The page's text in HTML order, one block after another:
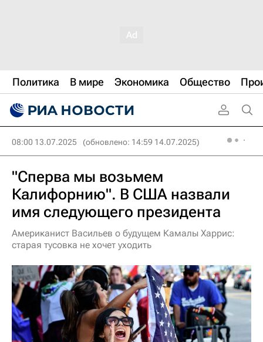
Политика В мире Экономика Общество
08:00 13.07.2025 (обновлено: 14:59 14.07.2025)
"Сперва мы возьмем
Калифорнию". В США назвали
имя следующего президента
Американист Васильев о будущем Камалы Харрис:
старая тусовка не хочет уходить